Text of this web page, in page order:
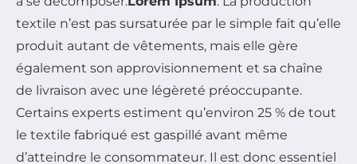
textile n’est pas sursaturée par le simple fait qu’elle
produit autant de vêtements, mais elle gère
également son approvisionnement et sa chaîne
de livraison avec une légèreté préoccupante.
Certains experts estiment qu’environ 25 % de tout
le textile fabriqué est gaspillé avant même
d’atteindre le consommateur. Il est donc essentiel